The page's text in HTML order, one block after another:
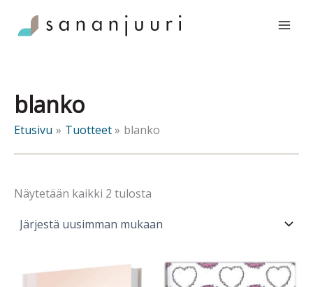
sisältöön
blanko
Etusivu Tuotteet blanko
Näytetään kaikki 2 tulosta